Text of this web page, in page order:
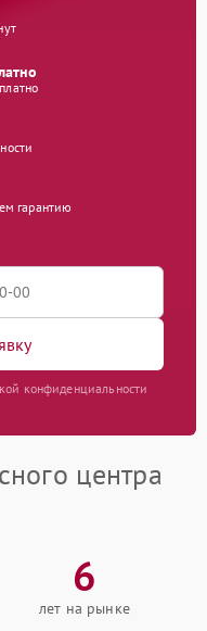
гарантию
конфиденциальности
центра
6
лет на рынке